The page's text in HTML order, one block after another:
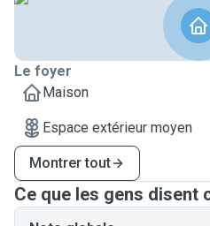
Le foyer
Maison
Espace extérieur moyen
Montrer tout
Ce que les gens disent